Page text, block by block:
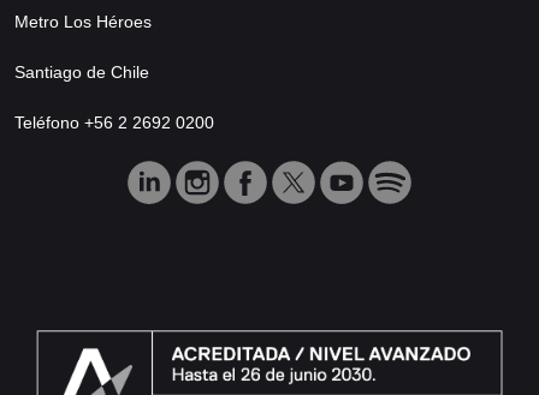
Metro Los Héroes
Santiago de Chile
Teléfono +56 2 2692 0200